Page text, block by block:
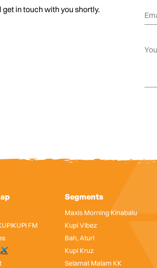
in touch with you shortly.
FM
Segments
Maxis Morning Kinabalu
Kupi Vibez
Bah, Atur!
Kupi Kruz
Selamat Malam KK